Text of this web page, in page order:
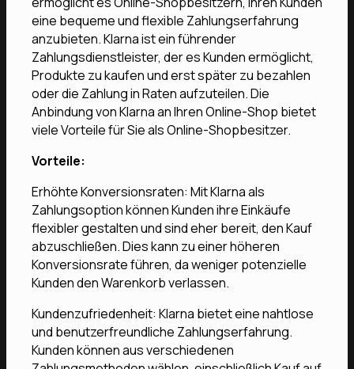
eine bequeme und flexible Zahlungserfahrung
anzubieten. Klarna ist ein führender
Zahlungsdienstleister, der es Kunden ermöglicht,
Produkte zu kaufen und erst später zu bezahlen
oder die Zahlung in Raten aufzuteilen. Die
Anbindung von Klarna an Ihren Online-Shop bietet
viele Vorteile für Sie als Online-Shopbesitzer.
Vorteile:
Erhöhte Konversionsraten: Mit Klarna als
Zahlungsoption können Kunden ihre Einkäufe
flexibler gestalten und sind eher bereit, den Kauf
abzuschließen. Dies kann zu einer höheren
Konversionsrate führen, da weniger potenzielle
Kunden den Warenkorb verlassen.
Kundenzufriedenheit: Klarna bietet eine nahtlose
und benutzerfreundliche Zahlungserfahrung.
Kunden können aus verschiedenen